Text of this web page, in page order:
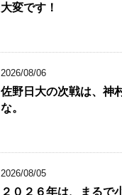
大変です！
2026/08/06
佐野日大の次戦は、神
な。
2026/08/05
２０２６年は、まるで